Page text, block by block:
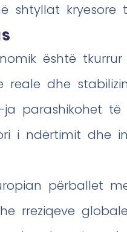
shtyllat kryesore
është
reale dhe
ja parashikohet
i ndërtimit dhe
përballet
rreziqeve